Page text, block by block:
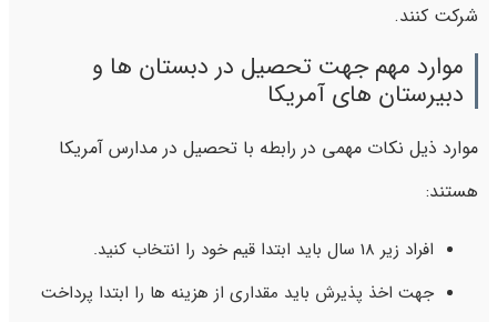
شرکت کنند.
موارد مهم جهت تحصیل در دبستان ها و
دبیرستان های آمریکا
موارد ذیل نکات مهمی در رابطه با تحصیل در مدارس آمریکا
هستند:
افراد زیر 18 سال باید ابتدا قیم خود را انتخاب کنید.
جهت اخذ پذیرش باید مقداری از هزینه ها را ابتدا پرداخت